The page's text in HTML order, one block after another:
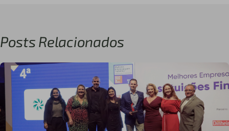
Posts Relacionados